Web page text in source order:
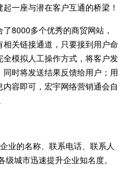
一座与潜在客户互通的桥梁！
8000多个优秀的商贸网站，
关链接通道，只要接到用户命
模拟人工操作方式，将客户发
时将发送结果反馈给用户；用
容即可，宏宇网络营销通会自
的名称、联系电话、联系人
城市迅速提升企业知名度。